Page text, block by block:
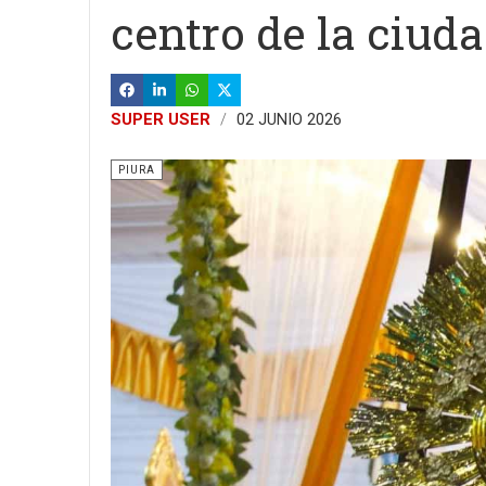
centro de la
SUPER USER 02 JUNIO 2026
PIURA